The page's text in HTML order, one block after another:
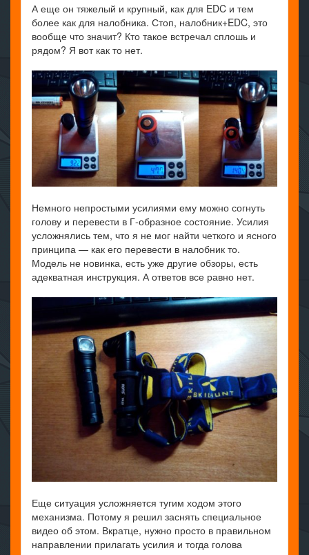
А еще он тяжелый и крупный, как для EDC и тем
более как для налобника. Стоп, налобник+EDC, это
вообще что значит? Кто такое встречал сплошь и
рядом? Я вот как то нет.
Немного непростыми усилиями ему можно согнуть
голову и перевести в Г-образное состояние. Усилия
усложнялись тем, что я не мог найти четкого и ясного
принципа — как его перевести в налобник то.
Модель не новинка, есть уже другие обзоры, есть
адекватная инструкция. А ответов все равно нет.
Еще ситуация усложняется тугим ходом этого
механизма. Потому я решил заснять специальное
видео об этом. Вкратце, нужно просто в правильном
направлении прилагать усилия и тогда голова